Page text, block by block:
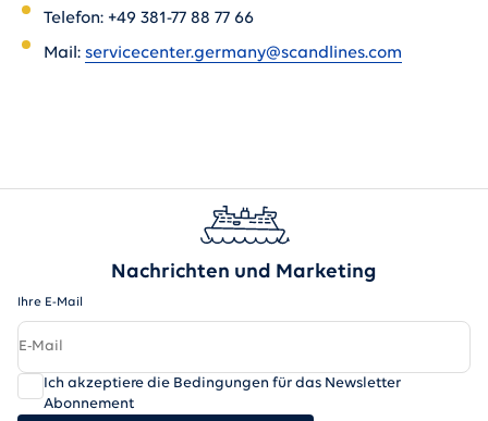
Telefon: +49 381-77 88 77 66
Mail: servicecenter.germany@scandlines.com
Nachrichten und Marketing
Ihre E-Mail
Ich akzeptiere die Bedingungen für das Newsletter
Abonnement